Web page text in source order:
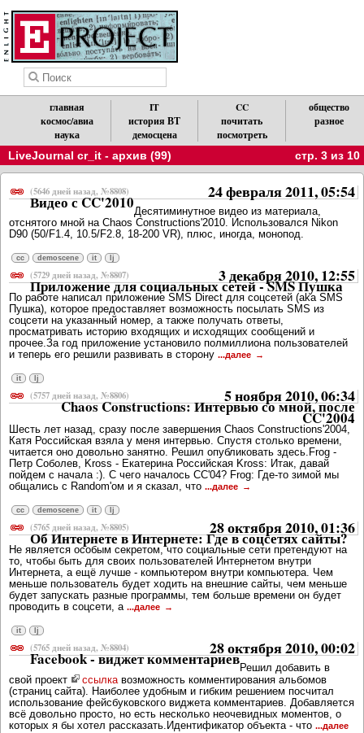
главная
космос/авиа
наука
IT
история ВТ
демосцена
CC
почитать
посмотреть
общество
разное
LiveJournal cr_it - архив (99) стр. 3 из 10
24 февраля 2011, 05:54
(5646 дней назад, №8808)
Видео с CC'2010Десятиминутное видео из материала,
отснятого мной на Chaos Constructions'2010. Использовался Nikon
D90 (50/F1.4, 10.5/F2.8, 18-200 VR), плюс, иногда, монопод.
cc demoscene it lj
3 декабря 2010, 12:55
(5729 дней назад, №8807)
Приложение для социальных сетей - SMS Пушка
По работе написал приложение SMS Direct для соцсетей (aka SMS
Пушка), которое предоставляет возможность посылать SMS из
соцсети на указанный номер, а также получать ответы,
просматривать историю входящих и исходящих сообщений и
прочее.За год приложение установило полмиллиона пользователей
и теперь его решили развивать в сторону ...далее
it lj
5 ноября 2010, 06:34
(5757 дней назад, №8806)
Chaos Constructions: Интервью со мной, после
CC'2004
Шесть лет назад, сразу после завершения Chaos Constructions'2004,
Катя Российская взяла у меня интервью. Спустя столько времени,
читается оно довольно занятно. Решил опубликовать здесь.Frog -
Петр Соболев, Kross - Екатерина Российская Kross: Итак, давай
пойдем с начала :). С чего началось СС'04? Frog: Где-то зимой мы
общались с Random'ом и я сказал, что ...далее
cc demoscene it lj
28 октября 2010, 01:36
(5765 дней назад, №8805)
Об Интернете в Интернете: Где в соцсетях сайты?
Не является особым секретом, что социальные сети претендуют на
то, чтобы быть для своих пользователей Интернетом внутри
Интернета, а ещё лучше - компьютером внутри компьютера. Чем
меньше пользователь будет ходить на внешние сайты, чем меньше
будет запускать разные программы, тем больше времени он будет
проводить в соцсети, а ...далее
it lj
28 октября 2010, 00:02
(5765 дней назад, №8804)
Facebook - виджет комментариевРешил добавить в
свой проект
ссылкавозможность комментирования альбомов
(страниц сайта). Наиболее удобным и гибким решением посчитал
использование фейсбуковского виджета комментариев. Добавляется
всё довольно просто, но есть несколько неочевидных моментов, о
которых я бы хотел рассказать.Идентификатор объекта - что ...далее